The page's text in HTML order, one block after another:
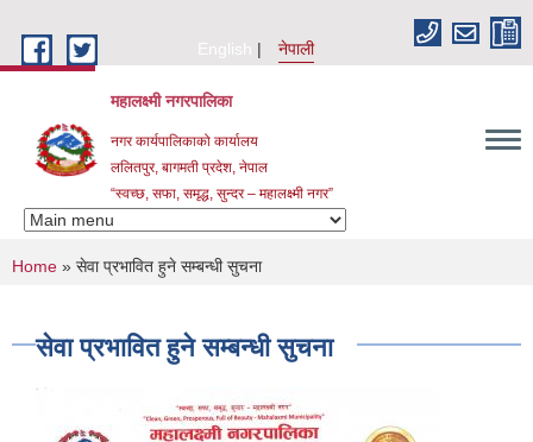
English
नेपाली
महालक्ष्मी नगरपालिका
नगर कार्यपालिकाको कार्यालय
ललितपुर, बागमती प्रदेश, नेपाल
“स्वच्छ, सफा, समृद्ध, सुन्दर – महालक्ष्मी नगर”
You are here
Home » सेवा प्रभावित हुने सम्बन्धी सुचना
सेवा प्रभावित हुने सम्बन्धी सुचना